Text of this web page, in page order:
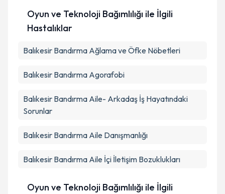
Oyun ve Teknoloji Bağımlılığı ile İlgili
Hastalıklar
Balıkesir Bandırma Ağlama ve Öfke Nöbetleri
Balıkesir Bandırma Agorafobi
Balıkesir Bandırma Aile- Arkadaş İş Hayatındaki
Sorunlar
Balıkesir Bandırma Aile Danışmanlığı
Balıkesir Bandırma Aile İçi İletişim Bozuklukları
Oyun ve Teknoloji Bağımlılığı ile İlgili